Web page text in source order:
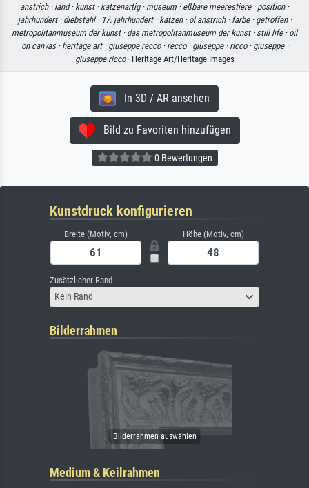
anstrich · land · kunst · katzenartig · museum · eßbare meerestiere · position ·
jahrhundert · diebstahl · 17. jahrhundert · katzen · öl anstrich · farbe · getroffen ·
metropolitanmuseum der kunst · das metropolitanmuseum der kunst · still life · oil
on canvas · heritage art · giuseppe recco · recco · giuseppe · ricco · giuseppe ·
giuseppe ricco· Heritage Art/Heritage Images
In 3D / AR ansehen
Bild zu Favoriten hinzufügen
0 Bewertungen
Kunstdruck konfigurieren
Breite (Motiv, cm) Höhe (Motiv, cm)
Zusätzlicher Rand
Kein Rand
Bilderrahmen
Medium & Keilrahmen